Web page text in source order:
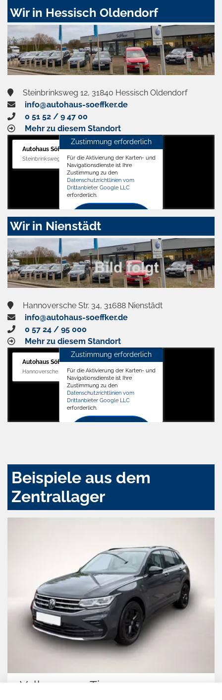
Wir in Hessisch Oldendorf
Steinbrinksweg 12, 31840 Hessisch Oldendorf
info@autohaus-soeffker.de
0 51 52 / 9 47 00
Mehr zu diesem Standort
Autohaus Söffker GmbH
Steinbrinksweg 12, 31840 Hessisch Oldendorf
Zustimmung erforderlich
Für die Aktivierung der Karten- und
Navigationsdienste ist Ihre
Zustimmung zu den
Datenschutzrichtlinien vom
Drittanbieter Google LLC
erforderlich.
Zustimmen
aktivieren
Wir in Nienstädt
Hannoversche Str. 34, 31688 Nienstädt
info@autohaus-soeffker.de
0 57 24 / 95 000
Mehr zu diesem Standort
Autohaus Söffker GmbH
Hannoversche Str. 34, 31688 Nienstädt
Zustimmung erforderlich
Für die Aktivierung der Karten- und
Navigationsdienste ist Ihre
Zustimmung zu den
Datenschutzrichtlinien vom
Drittanbieter Google LLC
erforderlich.
Beispiele aus dem
Zentrallager
Volkswagen Tiguan